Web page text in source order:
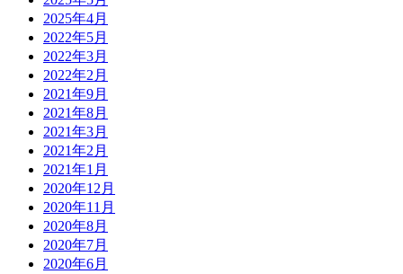
2025年4月
2022年5月
2022年3月
2022年2月
2021年9月
2021年8月
2021年3月
2021年2月
2021年1月
2020年12月
2020年11月
2020年8月
2020年7月
2020年6月